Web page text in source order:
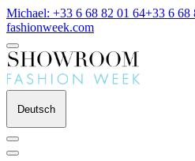
Michael: +33 6 68 82 01 64+33 6 68
fashionweek.com
Deutsch